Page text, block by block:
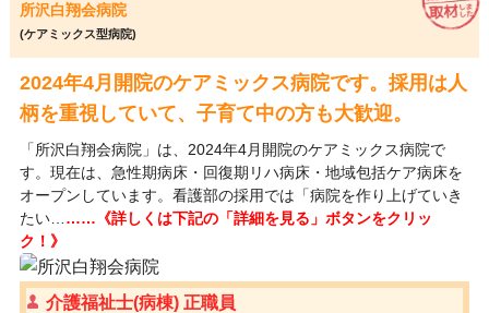
所沢白翔会病院
(ケアミックス型病院)
2024年4月開院のケアミックス病院です。採用は人
柄を重視していて、子育て中の方も大歓迎。
「所沢白翔会病院」は、2024年4月開院のケアミックス病院で
す。現在は、急性期病床・回復期リハ病床・地域包括ケア病床を
オープンしています。看護部の採用では「病院を作り上げていき
たい… ……《詳しくは下記の「詳細を見る」ボタンをクリッ
ク！》
介護福祉士(病棟) 正職員